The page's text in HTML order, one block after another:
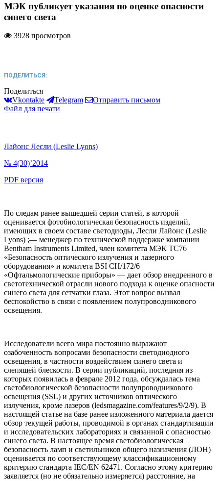
МЭК публикует указания по оценке опасности
синего света
3928 просмотров
ПОДЕЛИТЬСЯ:
Поделиться
Vkontakte
Telegram
Отправить письмом
Файл для печати
Лайонс Лесли (Leslie Lyons)
№ 4(30)’2014
PDF версия
По следам ранее вышедшей серии статей, в которой
оценивается фотобиологическая безопасность изделий,
имеющих в своем составе светодиоды, Лесли Лайонс (Leslie
Lyons) ;— менеджер по технической поддержке компании
Bentham Instruments Limited, член комитета МЭК TC76
«Безопасность оптического излучения и лазерного
оборудования» и комитета BSI CH/172/6
«Офтальмологические приборы» — дает обзор внедренного в
светотехнической отрасли нового подхода к оценке опасности
синего света для сетчатки глаза. Этот вопрос вызвал
беспокойство в связи с появлением полупроводникового
освещения.
Исследователи всего мира постоянно выражают
озабоченность вопросами безопасности светодиодного
освещения, в частности воздействием синего света и
слепящей блескости. В серии публикаций, последняя из
которых появилась в феврале 2012 года, обсуждалась тема
светобиологической безопасности полупроводникового
освещения (SSL) и других источников оптического
излучения, кроме лазеров (ledsmagazine.com/features/9/2/9). В
настоящей статье на базе ранее изложенного материала дается
обзор текущей работы, проводимой в органах стандартизации
и исследовательских лабораториях и связанной с опасностью
синего света. В настоящее время светобиологическая
безопасность ламп и светильников общего назначения (ЛОН)
оценивается по соответствующему классификационному
критерию стандарта IEC/EN 62471. Согласно этому критерию
заявляется (но не обязательно измеряется) расстояние, на